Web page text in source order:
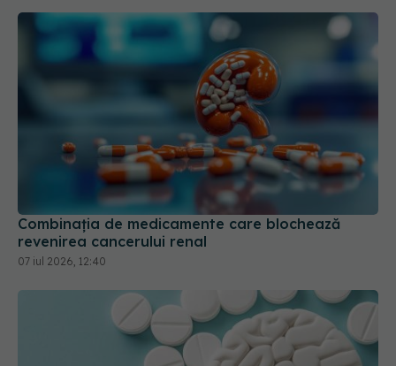
Combinația de medicamente care blochează
revenirea cancerului renal
07 iul 2026, 12:40